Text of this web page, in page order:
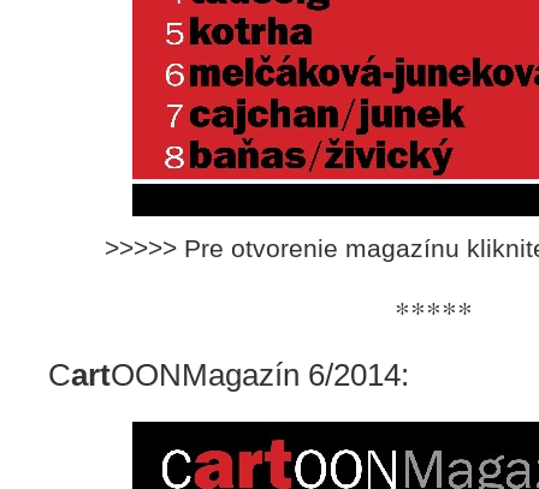
>>>>> Pre otvorenie magazínu
*****
CartOONMagazín 6/2014: